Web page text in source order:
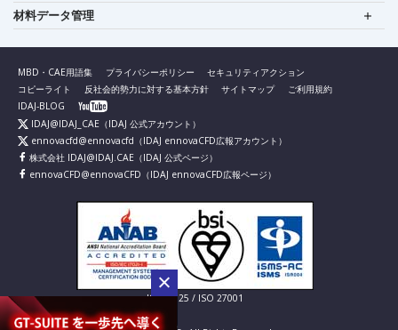
材料データ管理
MBD・CAE用語集 プライバシーポリシー
セキュリティアクション
コピーライト
反社会的勢力に対する基本方針 サイトマップ
ご利用規約
IDAJ-BLOG
IDAJ@IDAJ_CAE （IDAJ 公式アカウント）
ennovacfd@ennovacfd （IDAJ ennovaCFD広報アカウント）
株式会社 IDAJ@IDAJ.CAE （IDAJ 公式ページ）
ennovaCFD@ennovaCFD （IDAJ ennovaCFD広報ページ）
IS 826725 / ISO 27001